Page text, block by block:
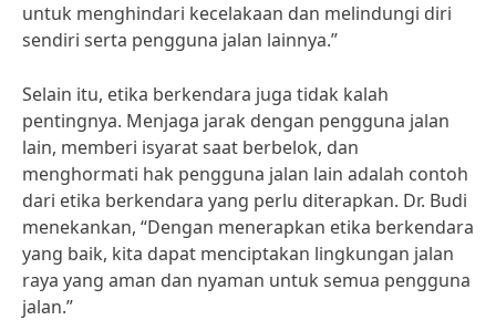
untuk menghindari kecelakaan dan melindungi diri
sendiri serta pengguna jalan lainnya.”
Selain itu, etika berkendara juga tidak kalah
pentingnya. Menjaga jarak dengan pengguna jalan
lain, memberi isyarat saat berbelok, dan
menghormati hak pengguna jalan lain adalah contoh
dari etika berkendara yang perlu diterapkan. Dr. Budi
menekankan, “Dengan menerapkan etika berkendara
yang baik, kita dapat menciptakan lingkungan jalan
raya yang aman dan nyaman untuk semua pengguna
jalan.”